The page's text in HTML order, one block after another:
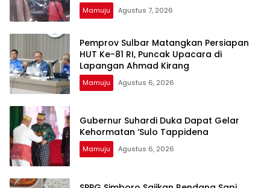
Mamuju Agustus 7, 2026
Pemprov Sulbar Matangkan Persiapan
HUT Ke-81 RI, Puncak Upacara di
Lapangan Ahmad Kirang
Mamuju Agustus 6, 2026
Gubernur Suhardi Duka Dapat Gelar
Kehormatan ‘Sulo Tappidena
Mamuju Agustus 6, 2026